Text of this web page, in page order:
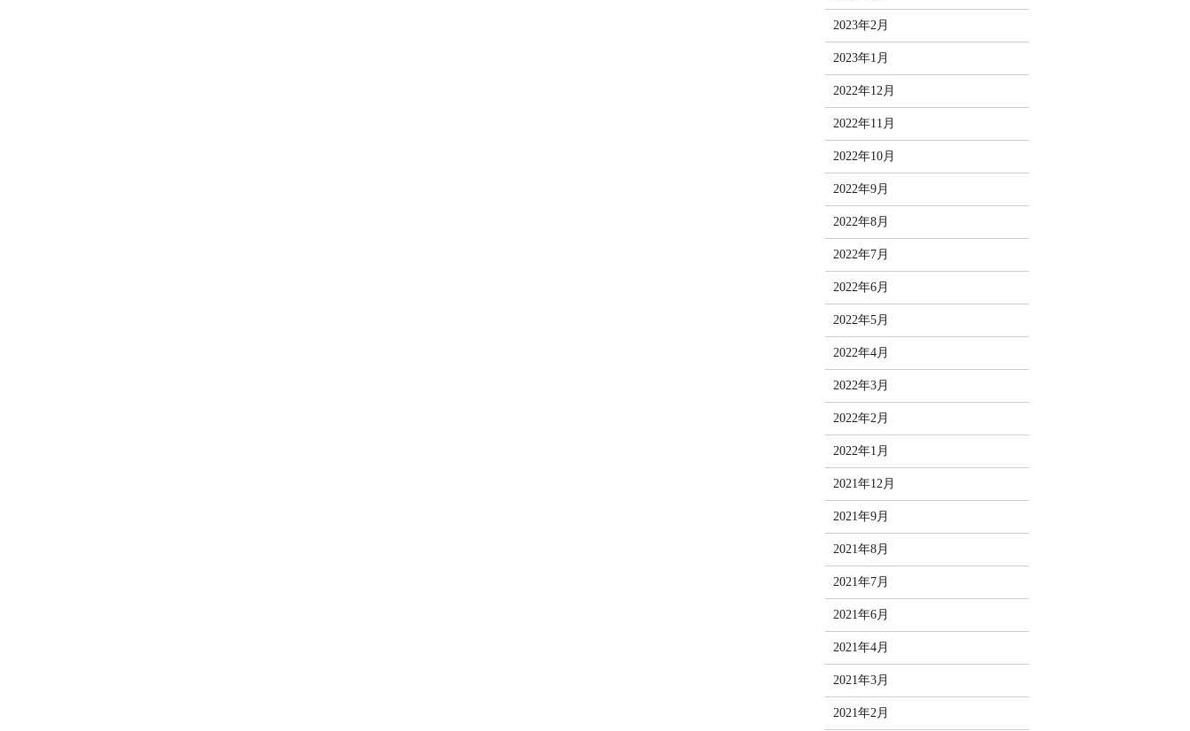
2023年2月
2023年1月
2022年12月
2022年11月
2022年10月
2022年9月
2022年8月
2022年7月
2022年6月
2022年5月
2022年4月
2022年3月
2022年2月
2022年1月
2021年12月
2021年9月
2021年8月
2021年7月
2021年6月
2021年4月
2021年3月
2021年2月